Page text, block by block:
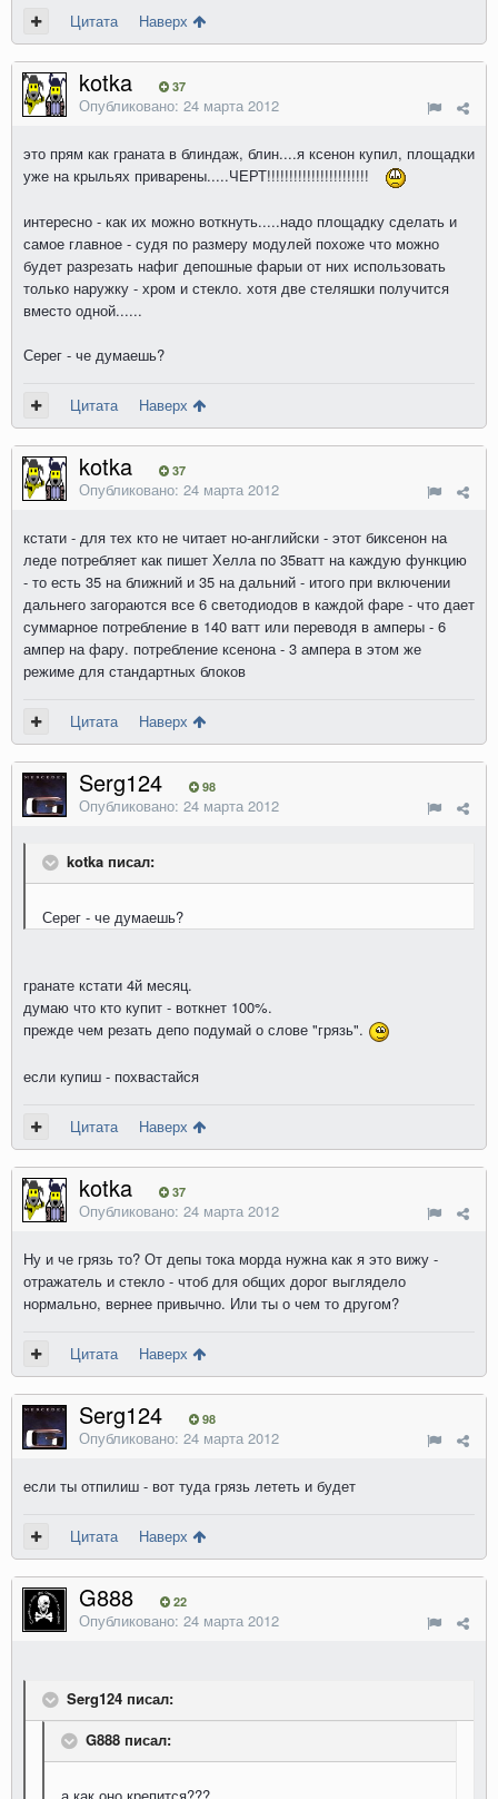
Цитата Наверх
kotka 37
Опубликовано: 24 марта 2012
это прям как граната в блиндаж, блин....я ксенон купил, площадки
уже на крыльях приварены.....ЧЕРТ!!!!!!!!!!!!!!!!!!!!!!!
интересно - как их можно воткнуть.....надо площадку сделать и
самое главное - судя по размеру модулей похоже что можно
будет разрезать нафиг депошные фарыи от них использовать
только наружку - хром и стекло. хотя две стеляшки получится
вместо одной......
Серег - че думаешь?
Цитата Наверх
kotka 37
Опубликовано: 24 марта 2012
кстати - для тех кто не читает но-английски - этот биксенон на
леде потребляет как пишет Хелла по 35ватт на каждую функцию
- то есть 35 на ближний и 35 на дальний - итого при включении
дальнего загораются все 6 светодиодов в каждой фаре - что дает
суммарное потребление в 140 ватт или переводя в амперы - 6
ампер на фару. потребление ксенона - 3 ампера в этом же
режиме для стандартных блоков
Цитата Наверх
Serg124 98
Опубликовано: 24 марта 2012
kotka писал:
Серег - че думаешь?
гранате кстати 4й месяц.
думаю что кто купит - воткнет 100%.
прежде чем резать депо подумай о слове "грязь".
если купиш - похвастайся
Цитата Наверх
kotka 37
Опубликовано: 24 марта 2012
Ну и че грязь то? От депы тока морда нужна как я это вижу -
отражатель и стекло - чтоб для общих дорог выглядело
нормально, вернее привычно. Или ты о чем то другом?
Цитата Наверх
Serg124 98
Опубликовано: 24 марта 2012
если ты отпилиш - вот туда грязь лететь и будет
Цитата Наверх
G888 22
Опубликовано: 24 марта 2012
Serg124 писал:
G888 писал: